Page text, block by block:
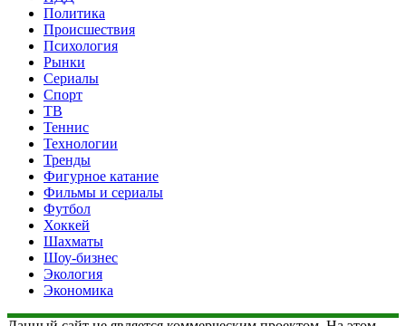
Политика
Происшествия
Психология
Рынки
Сериалы
Спорт
ТВ
Теннис
Технологии
Тренды
Фигурное катание
Фильмы и сериалы
Футбол
Хоккей
Шахматы
Шоу-бизнес
Экология
Экономика